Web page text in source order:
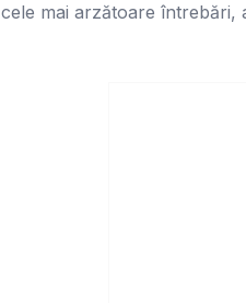
cele mai arzătoare întrebări,